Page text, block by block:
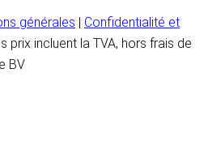
générales | Confidentialité et
prix incluent la TVA, hors frais de
BV